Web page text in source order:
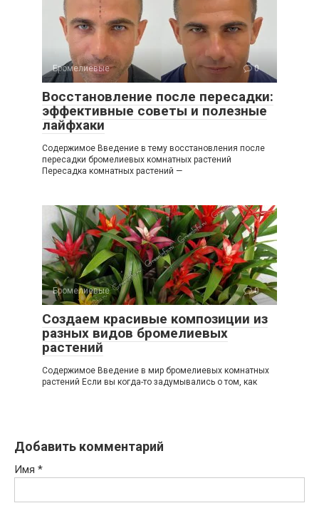
Бромелиевые 0
Восстановление после пересадки:
эффективные советы и полезные
лайфхаки
Содержимое Введение в тему восстановления после
пересадки бромелиевых комнатных растений
Пересадка комнатных растений —
Бромелиевые 0
Создаем красивые композиции из
разных видов бромелиевых
растений
Содержимое Введение в мир бромелиевых комнатных
растений Если вы когда-то задумывались о том, как
Добавить комментарий
Имя *